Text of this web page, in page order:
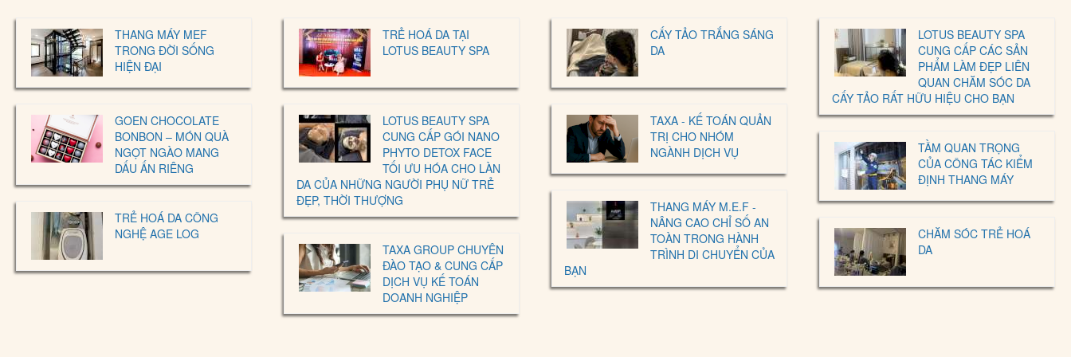
THANG MÁY MEF
TRONG ĐỜI SỐNG
HIỆN ĐẠI
TRẺ HOÁ DA TẠI
LOTUS BEAUTY SPA
CẤY TẢO TRẮNG SÁNG
DA
LOTUS BEAUTY SPA
CUNG CẤP CÁC SẢN
PHẨM LÀM ĐẸP LIÊN
QUAN CHĂM SÓC DA
CẤY TẢO RẤT HỮU HIỆU CHO BẠN
GOEN CHOCOLATE
BONBON – MÓN QUÀ
NGỌT NGÀO MANG
DẤU ẤN RIÊNG
LOTUS BEAUTY SPA
CUNG CẤP GÓI NANO
PHYTO DETOX FACE
TỐI ƯU HÓA CHO LÀN
DA CỦA NHỮNG NGƯỜI PHỤ NỮ TRẺ
ĐẸP, THỜI THƯỢNG
TAXA - KẾ TOÁN QUẢN
TRỊ CHO NHÓM
NGÀNH DỊCH VỤ
TẦM QUAN TRỌNG
CỦA CÔNG TÁC KIỂM
ĐỊNH THANG MÁY
THANG MÁY M.E.F -
NÂNG CAO CHỈ SỐ AN
TOÀN TRONG HÀNH
TRÌNH DI CHUYỂN CỦA
BẠN
TRẺ HOÁ DA CÔNG
NGHỆ AGE LOG
CHĂM SÓC TRẺ HOÁ
DA
TAXA GROUP CHUYÊN
ĐÀO TẠO & CUNG CẤP
DỊCH VỤ KẾ TOÁN
DOANH NGHIỆP